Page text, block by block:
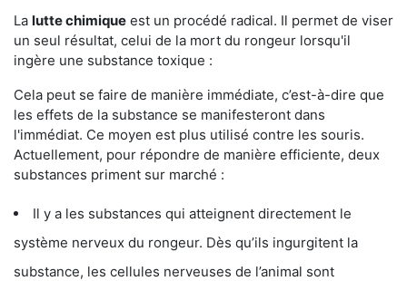
La lutte chimique est un procédé radical. Il permet de viser
un seul résultat, celui de la mort du rongeur lorsqu'il
ingère une substance toxique :
Cela peut se faire de manière immédiate, c’est-à-dire que
les effets de la substance se manifesteront dans
l'immédiat. Ce moyen est plus utilisé contre les souris.
Actuellement, pour répondre de manière efficiente, deux
substances priment sur marché :
Il y a les substances qui atteignent directement le
système nerveux du rongeur. Dès qu’ils ingurgitent la
substance, les cellules nerveuses de l’animal sont